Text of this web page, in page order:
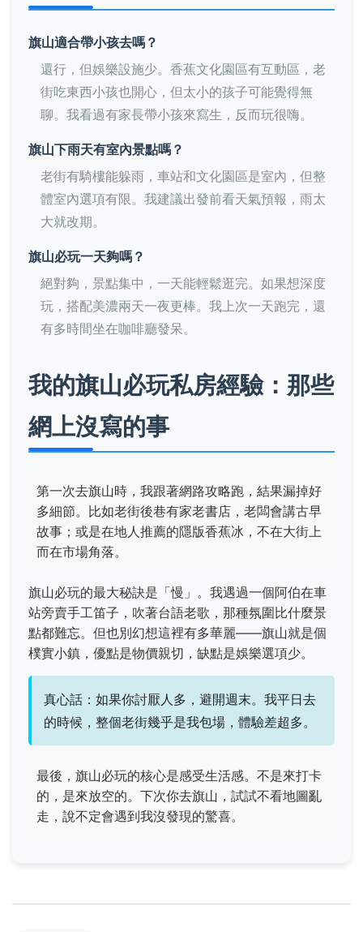
旗山適合帶小孩去嗎？
還行，但娛樂設施少。香蕉文化園區有互動區，老
街吃東西小孩也開心，但太小的孩子可能覺得無
聊。我看過有家長帶小孩來寫生，反而玩很嗨。
旗山下雨天有室內景點嗎？
老街有騎樓能躲雨，車站和文化園區是室內，但整
體室內選項有限。我建議出發前看天氣預報，雨太
大就改期。
旗山必玩一天夠嗎？
絕對夠，景點集中，一天能輕鬆逛完。如果想深度
玩，搭配美濃兩天一夜更棒。我上次一天跑完，還
有多時間坐在咖啡廳發呆。
我的旗山必玩私房經驗：那些
網上沒寫的事
第一次去旗山時，我跟著網路攻略跑，結果漏掉好
多細節。比如老街後巷有家老書店，老闆會講古早
故事；或是在地人推薦的隱版香蕉冰，不在大街上
而在市場角落。
旗山必玩的最大秘訣是「慢」。我遇過一個阿伯在車
站旁賣手工笛子，吹著台語老歌，那種氛圍比什麼景
點都難忘。但也別幻想這裡有多華麗——旗山就是個
樸實小鎮，優點是物價親切，缺點是娛樂選項少。
真心話：如果你討厭人多，避開週末。我平日去
的時候，整個老街幾乎是我包場，體驗差超多。
最後，旗山必玩的核心是感受生活感。不是來打卡
的，是來放空的。下次你去旗山，試試不看地圖亂
走，說不定會遇到我沒發現的驚喜。